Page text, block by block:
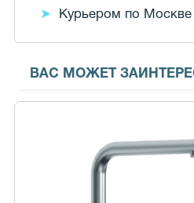
Курьером по
ВАС МОЖЕТ